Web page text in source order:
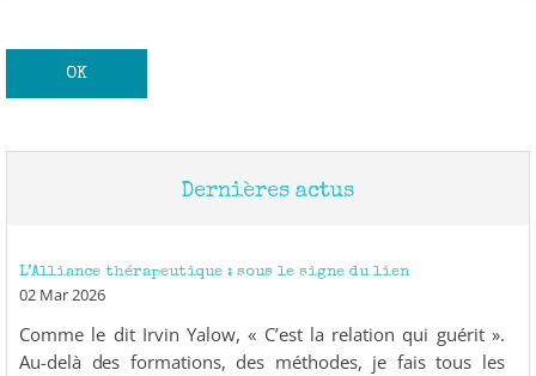
Dernières actus
L’Alliance thérapeutique : sous le signe du lien
02 Mar 2026
Comme le dit Irvin Yalow, « C’est la relation qui guérit ».
Au-delà des formations, des méthodes, je fais tous les